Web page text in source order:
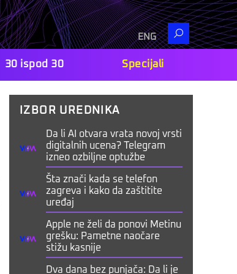
ENG
Search
30 ispod 30 Specijali
IZBOR UREDNIKA
Da li AI otvara vrata novoj vrsti
digitalnih ucena? Telegram
izneo ozbiljne optužbe
Šta znači kada se telefon
zagreva i kako da zaštitite
uređaj
Apple ne želi da ponovi Metinu
grešku: Pametne naočare
stižu kasnije
Dva dana bez punjača: Da li je